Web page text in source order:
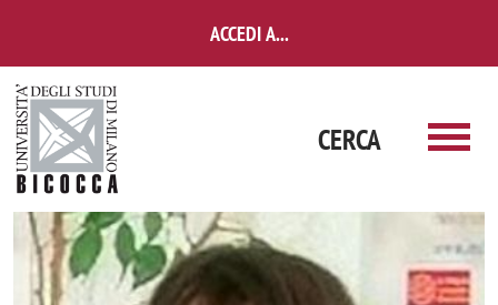
ACCEDI A...
CERCA